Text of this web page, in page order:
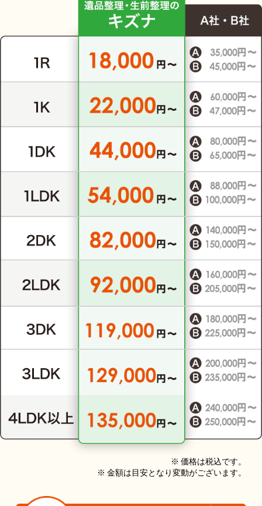
※ 価格は税込です。
※ 金額は目安となり変動がございます。